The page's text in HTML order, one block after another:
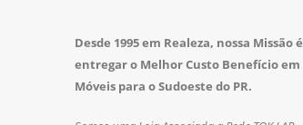
Desde 1995 em Realeza, nossa Missão é
entregar o Melhor Custo Benefício em
Móveis para o Sudoeste do PR.